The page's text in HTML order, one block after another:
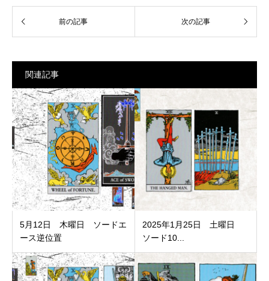
関連記事
5月12日 木曜日 ソードエ
ース逆位置
2025年1月25日 土曜日
ソード10...